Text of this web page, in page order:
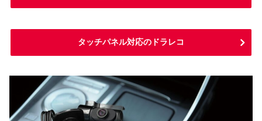
タッチパネル対応のドラレコ